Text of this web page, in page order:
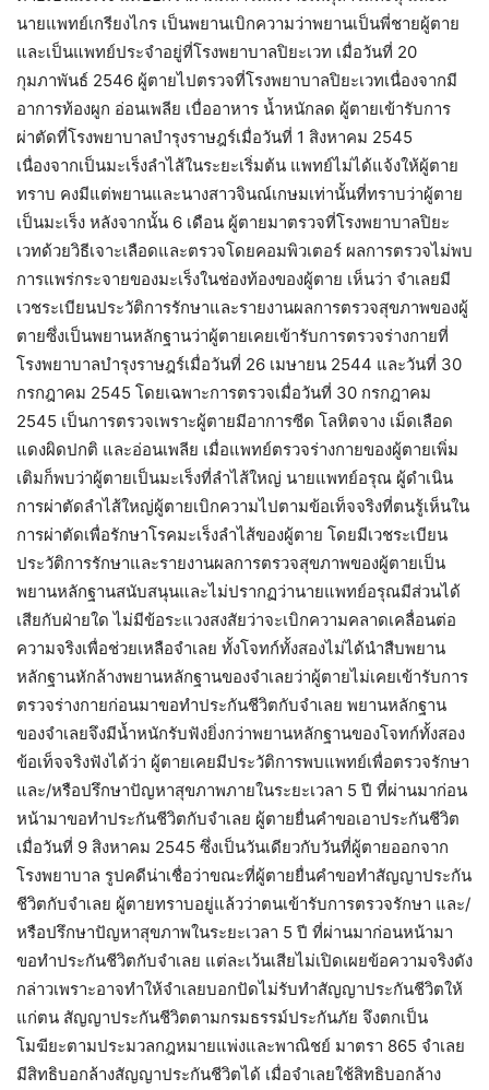
นายแพทย์เกรียงไกร เป็นพยานเบิกความว่าพยานเป็นพี่ชายผู้ตาย
และเป็นแพทย์ประจำอยู่ที่โรงพยาบาลปิยะเวท เมื่อวันที่ 20
กุมภาพันธ์ 2546 ผู้ตายไปตรวจที่โรงพยาบาลปิยะเวทเนื่องจากมี
อาการท้องผูก อ่อนเพลีย เบื่ออาหาร น้ำหนักลด ผู้ตายเข้ารับการ
ผ่าตัดที่โรงพยาบาลบำรุงราษฎร์เมื่อวันที่ 1 สิงหาคม 2545
เนื่องจากเป็นมะเร็งลำไส้ในระยะเริ่มต้น แพทย์ไม่ได้แจ้งให้ผู้ตาย
ทราบ คงมีแต่พยานและนางสาวจินณ์เกษมเท่านั้นที่ทราบว่าผู้ตาย
เป็นมะเร็ง หลังจากนั้น 6 เดือน ผู้ตายมาตรวจที่โรงพยาบาลปิยะ
เวทด้วยวิธีเจาะเลือดและตรวจโดยคอมพิวเตอร์ ผลการตรวจไม่พบ
การแพร่กระจายของมะเร็งในช่องท้องของผู้ตาย เห็นว่า จำเลยมี
เวชระเบียนประวัติการรักษาและรายงานผลการตรวจสุขภาพของผู้
ตายซึ่งเป็นพยานหลักฐานว่าผู้ตายเคยเข้ารับการตรวจร่างกายที่
โรงพยาบาลบำรุงราษฎร์เมื่อวันที่ 26 เมษายน 2544 และวันที่ 30
กรกฎาคม 2545 โดยเฉพาะการตรวจเมื่อวันที่ 30 กรกฎาคม
2545 เป็นการตรวจเพราะผู้ตายมีอาการซีด โลหิตจาง เม็ดเลือด
แดงผิดปกติ และอ่อนเพลีย เมื่อแพทย์ตรวจร่างกายของผู้ตายเพิ่ม
เติมก็พบว่าผู้ตายเป็นมะเร็งที่ลำไส้ใหญ่ นายแพทย์อรุณ ผู้ดำเนิน
การผ่าตัดลำไส้ใหญ่ผู้ตายเบิกความไปตามข้อเท็จจริงที่ตนรู้เห็นใน
การผ่าตัดเพื่อรักษาโรคมะเร็งลำไส้ของผู้ตาย โดยมีเวชระเบียน
ประวัติการรักษาและรายงานผลการตรวจสุขภาพของผู้ตายเป็น
พยานหลักฐานสนับสนุนและไม่ปรากฏว่านายแพทย์อรุณมีส่วนได้
เสียกับฝ่ายใด ไม่มีข้อระแวงสงสัยว่าจะเบิกความคลาดเคลื่อนต่อ
ความจริงเพื่อช่วยเหลือจำเลย ทั้งโจทก์ทั้งสองไม่ได้นำสืบพยาน
หลักฐานหักล้างพยานหลักฐานของจำเลยว่าผู้ตายไม่เคยเข้ารับการ
ตรวจร่างกายก่อนมาขอทำประกันชีวิตกับจำเลย พยานหลักฐาน
ของจำเลยจึงมีน้ำหนักรับฟังยิ่งกว่าพยานหลักฐานของโจทก์ทั้งสอง
ข้อเท็จจริงฟังได้ว่า ผู้ตายเคยมีประวัติการพบแพทย์เพื่อตรวจรักษา
และ/หรือปรึกษาปัญหาสุขภาพภายในระยะเวลา 5 ปี ที่ผ่านมาก่อน
หน้ามาขอทำประกันชีวิตกับจำเลย ผู้ตายยื่นคำขอเอาประกันชีวิต
เมื่อวันที่ 9 สิงหาคม 2545 ซึ่งเป็นวันเดียวกับวันที่ผู้ตายออกจาก
โรงพยาบาล รูปคดีน่าเชื่อว่าขณะที่ผู้ตายยื่นคำขอทำสัญญาประกัน
ชีวิตกับจำเลย ผู้ตายทราบอยู่แล้วว่าตนเข้ารับการตรวจรักษา และ/
หรือปรึกษาปัญหาสุขภาพในระยะเวลา 5 ปี ที่ผ่านมาก่อนหน้ามา
ขอทำประกันชีวิตกับจำเลย แต่ละเว้นเสียไม่เปิดเผยข้อความจริงดัง
กล่าวเพราะอาจทำให้จำเลยบอกปัดไม่รับทำสัญญาประกันชีวิตให้
แก่ตน สัญญาประกันชีวิตตามกรมธรรม์ประกันภัย จึงตกเป็น
โมฆียะตามประมวลกฎหมายแพ่งและพาณิชย์ มาตรา 865 จำเลย
มีสิทธิบอกล้างสัญญาประกันชีวิตได้ เมื่อจำเลยใช้สิทธิบอกล้าง